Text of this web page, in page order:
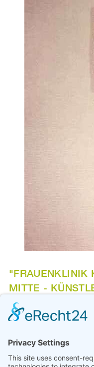
"FRAUENKLINIK
MITTE -
INNENRÄUME"
Wandbilder,